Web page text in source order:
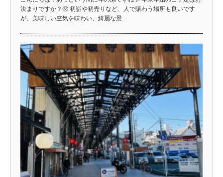
決まりですか？🥺 初詣や初売りなど、人で賑わう場所も良いです
が、美味しい空気を味わい、綺麗な景…